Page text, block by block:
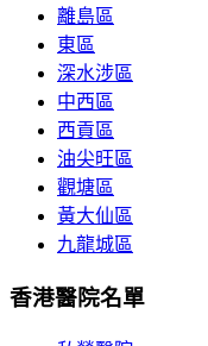
離島區
東區
深水涉區
中西區
西貢區
油尖旺區
觀塘區
黃大仙區
九龍城區
香港醫院名單